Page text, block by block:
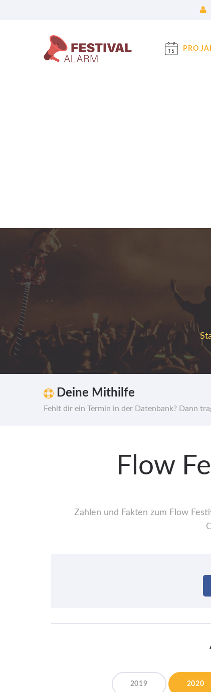
PRO
Deine Mithilfe
Fehlt dir ein Termin in der Datenbank? Dann
Flow
Zahlen und Fakten zum Flow
2019 2020